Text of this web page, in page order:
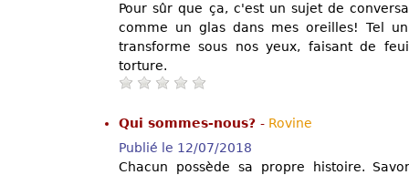
Pour sûr que ça, c'est un sujet de
comme un glas dans mes oreilles! Tel
transforme sous nos yeux, faisant de
torture.
Qui sommes-nous? - Rovine
Publié le 12/07/2018
Chacun possède sa propre histoire.